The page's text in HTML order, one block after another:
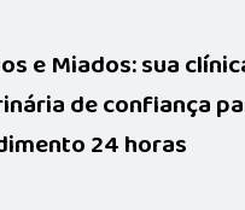
e Miados: sua
de confiança
24 horas